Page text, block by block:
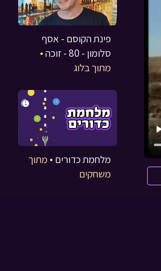
פינת הקוסם - אסף
סלומון - 80 - זוכה
•
מתוך בלוג
מלחמת כדורים • מתוך
משחקים